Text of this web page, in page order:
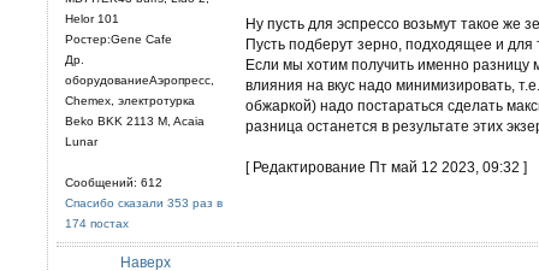
Helor 101
Ростер:Gene Cafe
Др.
оборудованиеАэропресс,
Chemex, электротурка
Beko BKK 2113 M, Acaia
Lunar
Сообщений: 612
Спасибо сказали 353 раз в
174 постах
Ну пусть для эспрессо возьмут такое же
Пусть подберут зерно, подходящее и для
Если мы хотим получить именно разницу
влияния на вкус надо минимизировать,
обжаркой) надо постараться сделать
разница останется в результате этих
[ Редактирование Пт май 12 2023, 09:32 ]
Наверх